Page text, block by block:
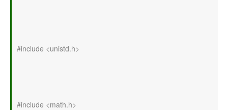
#include <unistd.h>
#include <math.h>